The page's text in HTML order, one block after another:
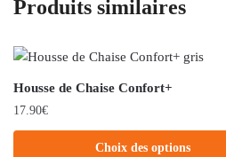
Produits similaires
Housse de Chaise Confort+
17.90€
Choix des options